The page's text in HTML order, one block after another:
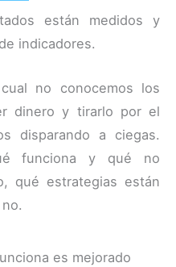
están medidos y
indicadores.
no conocemos los
dinero y tirarlo por el
disparando a ciegas.
funciona y qué no
qué estrategias están
es mejorado